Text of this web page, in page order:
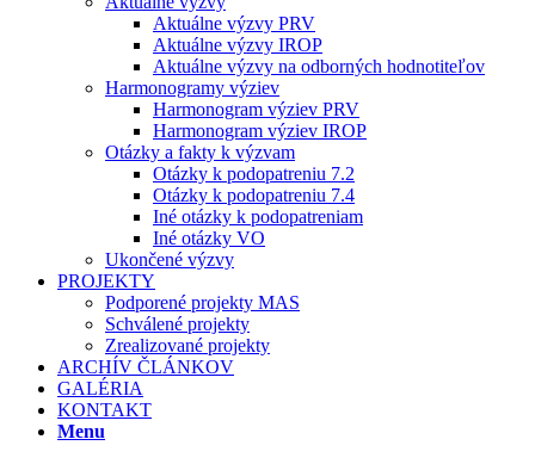
Aktuálne výzvy PRV
Aktuálne výzvy IROP
Aktuálne výzvy na odborných hodnotiteľov
Harmonogramy výziev
Harmonogram výziev PRV
Harmonogram výziev IROP
Otázky a fakty k výzvam
Otázky k podopatreniu 7.2
Otázky k podopatreniu 7.4
Iné otázky k podopatreniam
Iné otázky VO
Ukončené výzvy
PROJEKTY
Podporené projekty MAS
Schválené projekty
Zrealizované projekty
ARCHÍV ČLÁNKOV
GALÉRIA
KONTAKT
Menu